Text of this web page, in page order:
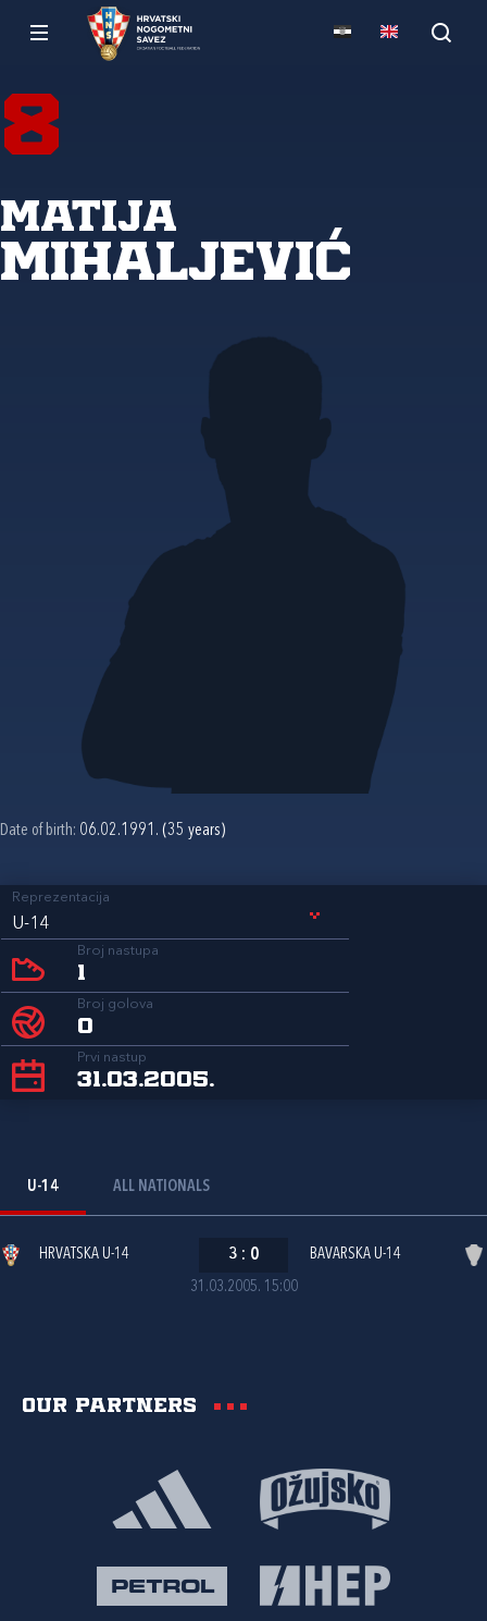
8
Matija
Mihaljević
Date of birth: 06.02.1991. (35 years)
Reprezentacija
U-14
Broj nastupa
1
Broj golova
0
Prvi nastup
31.03.2005.
U-14 ALL NATIONALS
31.03.2005. 15:00
HRVATSKA U-14 3 : 0 BAVARSKA U-14
Our partners